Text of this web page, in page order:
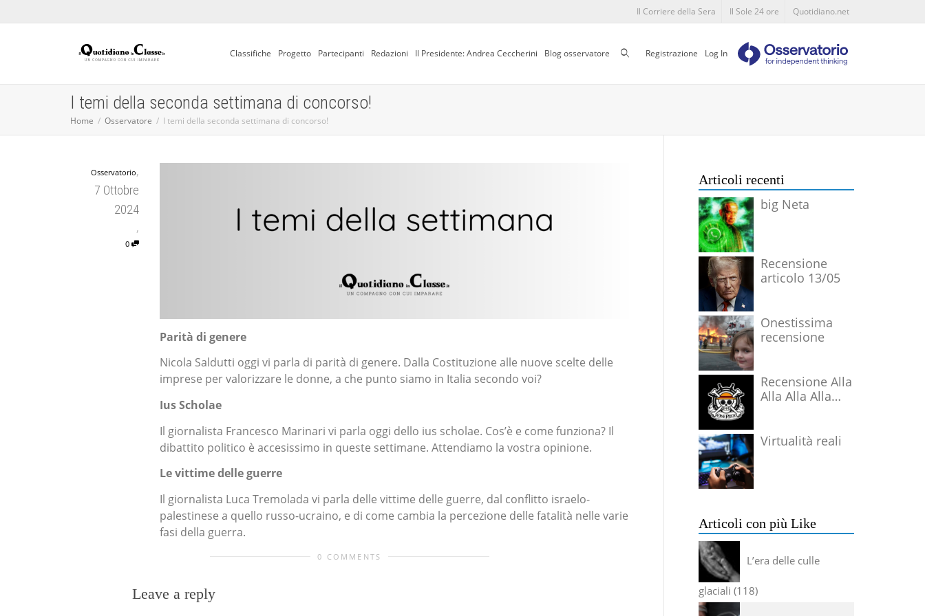
Il Corriere della Sera Il Sole 24 ore Quotidiano.net
Classifiche Progetto Partecipanti Redazioni Il Presidente: Andrea Ceccherini Blog osservatore CercaRegistrazione Log In
I temi della seconda settimana di concorso!
Home Osservatore I temi della seconda settimana di concorso!
Osservatorio,
7 Ottobre
2024
,
0
Parità di genere
Nicola Saldutti oggi vi parla di parità di genere. Dalla Costituzione alle nuove scelte delle
imprese per valorizzare le donne, a che punto siamo in Italia secondo voi?
Ius Scholae
Il giornalista Francesco Marinari vi parla oggi dello ius scholae. Cos’è e come funziona? Il
dibattito politico è accesissimo in queste settimane. Attendiamo la vostra opinione.
Le vittime delle guerre
Il giornalista Luca Tremolada vi parla delle vittime delle guerre, dal conflitto israelo-
palestinese a quello russo-ucraino, e di come cambia la percezione delle fatalità nelle varie
fasi della guerra.
0 COMMENTS
Leave a reply
Articoli recenti
big Neta
Recensione
articolo 13/05
Onestissima
recensione
Recensione Alla
Alla Alla Alla
Virtualità reali
Articoli con più Like
L’era delle culle
glaciali 118